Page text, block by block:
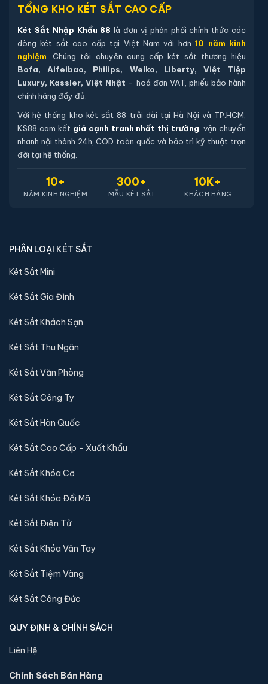
TỔNG KHO KÉT SẮT CAO CẤP
Két Sắt Nhập Khẩu 88 là đơn vị phân phối chính thức các
dòng két sắt cao cấp tại Việt Nam với hơn10 năm kinh
nghiệm . Chúng tôi chuyên cung cấp két sắt thương hiệu
Bofa, Aifeibao, Philips, Welko, Liberty, Việt Tiệp
Luxury, Kassler, Việt Nhật - hoá đơn VAT, phiếu bảo hành
chính hãng đầy đủ.
Với hệ thống kho két sắt 88 trải dài tại Hà Nội và TP.HCM,
KS88 cam kết giá cạnh tranh nhất thị trường , vận chuyển
nhanh nội thành 24h, COD toàn quốc và bảo trì kỹ thuật trọn
đời tại hệ thống.
10+
NĂM KINH NGHIỆM
300+
MẪU KÉT SẮT
10K+
KHÁCH HÀNG
PHÂN LOẠI KÉT SẮT
Két Sắt Mini
Két Sắt Gia Đình
Két Sắt Khách Sạn
Két Sắt Thu Ngân
Két Sắt Văn Phòng
Két Sắt Công Ty
Két Sắt Hàn Quốc
Két Sắt Cao Cấp - Xuất Khẩu
Két Sắt Khóa Cơ
Két Sắt Khóa Đổi Mã
Két Sắt Điện Tử
Két Sắt Khóa Vân Tay
Két Sắt Tiệm Vàng
Két Sắt Công Đức
QUY ĐỊNH & CHÍNH SÁCH
Liên Hệ
Chính Sách Bán Hàng